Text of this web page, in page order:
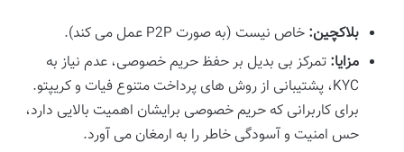
بلاکچین: خاص نیست (به صورت P2P عمل می کند).
مزایا: تمرکز بی بدیل بر حفظ حریم خصوصی، عدم نیاز به
KYC، پشتیبانی از روش های پرداخت متنوع فیات و کریپتو.
برای کاربرانی که حریم خصوصی برایشان اهمیت بالایی دارد،
حس امنیت و آسودگی خاطر را به ارمغان می آورد.